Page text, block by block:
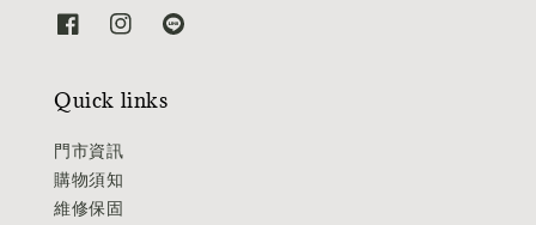
Quick links
門市資訊
購物須知
維修保固